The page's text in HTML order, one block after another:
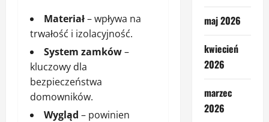
Materiał– wpływa na
trwałość i izolacyjność.
System zamków–
kluczowy dla
bezpieczeństwa
domowników.
Wygląd – powinien
maj 2026
kwiecień
2026
marzec
2026